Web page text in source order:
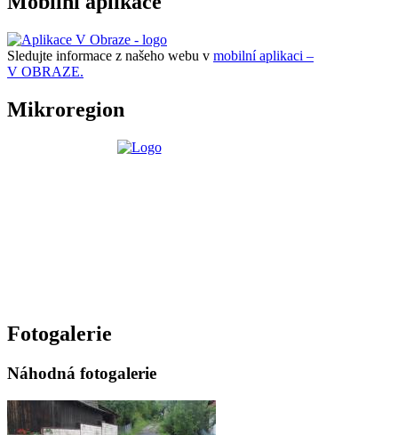
Sledujte informace z našeho webu v mobilní aplikaci –
V OBRAZE.
Mikroregion
Fotogalerie
Náhodná fotogalerie